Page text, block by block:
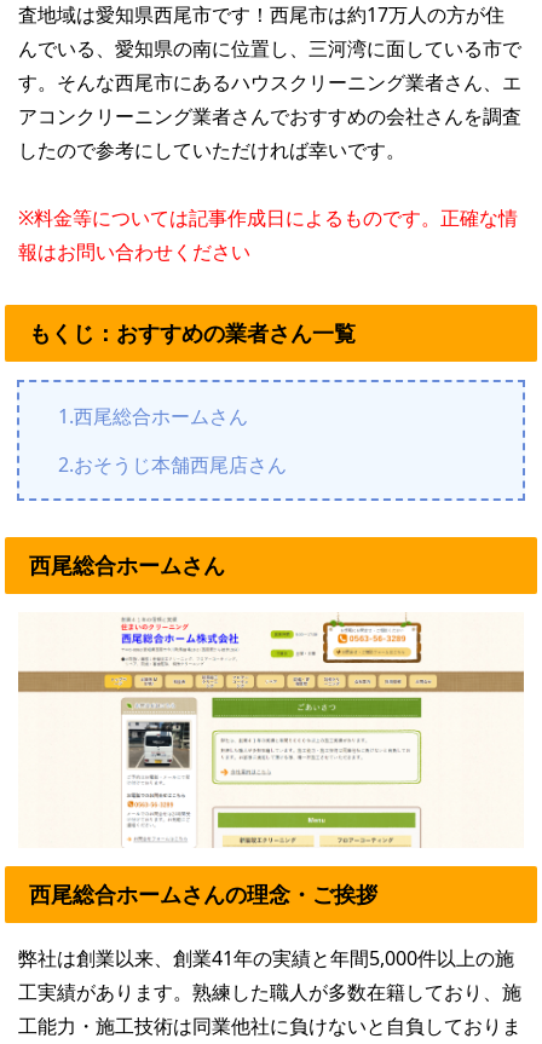
査地域は愛知県西尾市です！西尾市は約17万人の方が住
んでいる、愛知県の南に位置し、三河湾に面している市で
す。そんな西尾市にあるハウスクリーニング業者さん、エ
アコンクリーニング業者さんでおすすめの会社さんを調査
したので参考にしていただければ幸いです。
※料金等については記事作成日によるものです。正確な情
報はお問い合わせください
もくじ：おすすめの業者さん一覧
1.西尾総合ホームさん
2.おそうじ本舗西尾店さん
西尾総合ホームさん
西尾総合ホームさんの理念・ご挨拶
弊社は創業以来、創業41年の実績と年間5,000件以上の施
工実績があります。熟練した職人が多数在籍しており、施
工能力・施工技術は同業他社に負けないと自負しておりま